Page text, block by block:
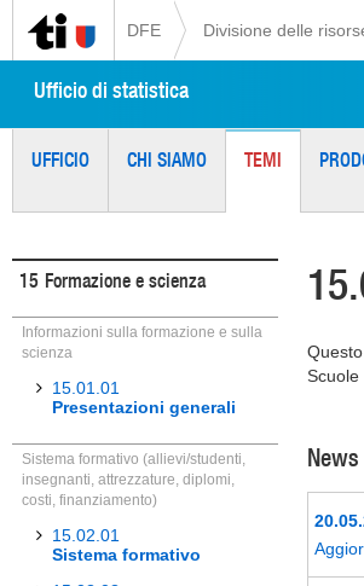
DFE Divisione delle
Ufficio di statistica
UFFICIO CHI SIAMO TEMI
15 Formazione e scienza
Informazioni sulla formazione e sulla
scienza
15.01.01
Presentazioni generali
Sistema formativo (allievi/studenti,
insegnanti, attrezzature, diplomi,
costi, finanziamento)
15.02.01
Sistema formativo
Scuole
News